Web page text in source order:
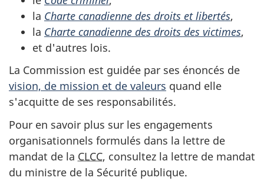
la Charte canadienne des droits et libertés,
la Charte canadienne des droits des victimes,
et d'autres lois.
La Commission est guidée par ses énoncés de
vision, de mission et de valeurs quand elle
s'acquitte de ses responsabilités.
Pour en savoir plus sur les engagements
organisationnels formulés dans la lettre de
mandat de la CLCC, consultez la lettre de mandat
du ministre de la Sécurité publique.